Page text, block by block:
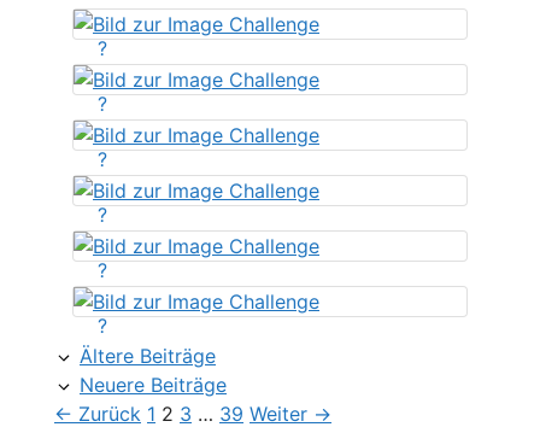
?
?
?
?
?
?
Ältere Beiträge
Neuere Beiträge
← Zurück Seite
1 Seite
2 Seite
3 … Seite
39 Weiter →